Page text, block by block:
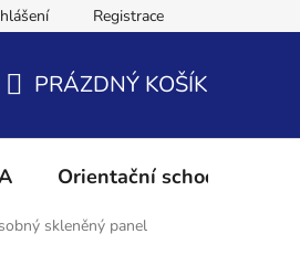
údajů Reklamační řád
Registrace
KOŠÍK
PRÁZDNÝ KOŠÍK
Orientační schodišťové
skleněný panel